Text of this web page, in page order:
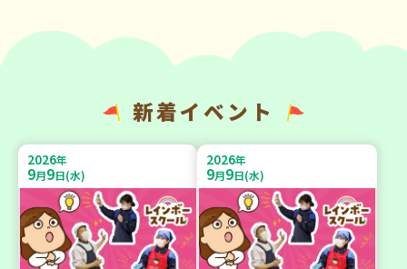
新着イベント
2026年
9月9日(水)
2026年
9月9日(水)